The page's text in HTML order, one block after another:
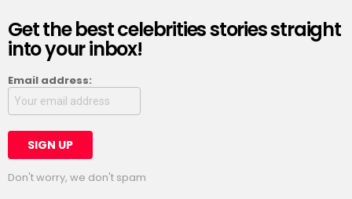
Get the best celebrities stories straight
into your inbox!
Email address:
Don't worry, we don't spam